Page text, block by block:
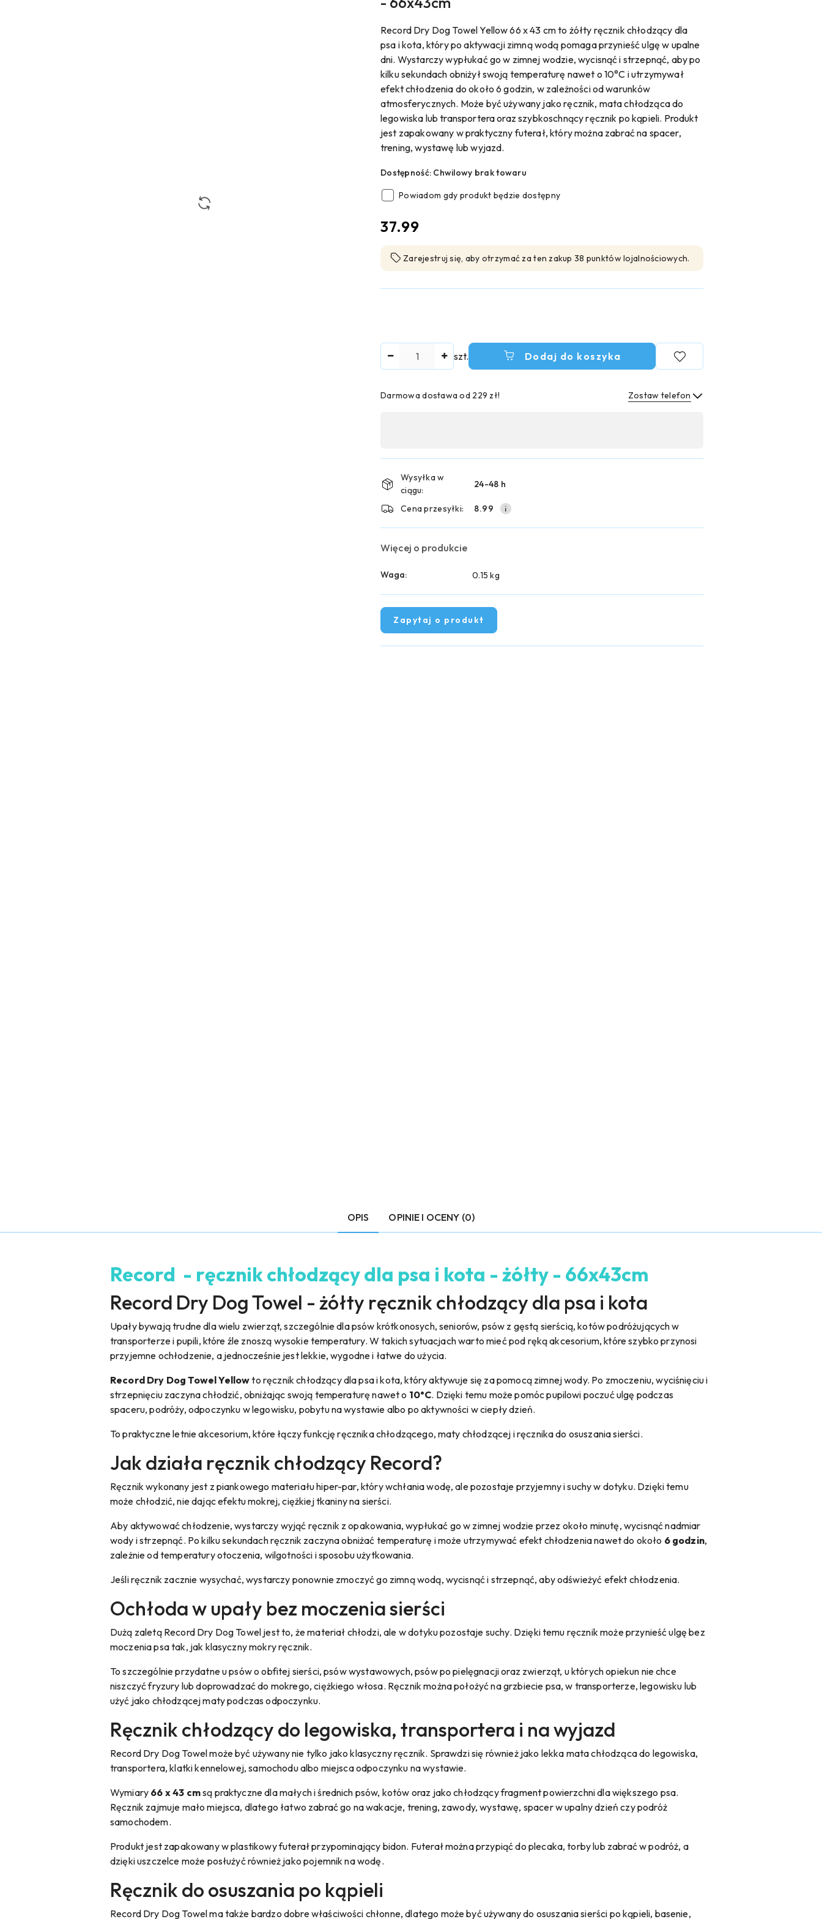
Record Dry Dog Towel Yellow 66 x 43 cm to żółty ręcznik chłodzący dla
psa i kota, który po aktywacji zimną wodą pomaga przynieść ulgę w upalne
dni. Wystarczy wypłukać go w zimnej wodzie, wycisnąć i strzepnąć, aby po
kilku sekundach obniżył swoją temperaturę nawet o 10°C i utrzymywał
efekt chłodzenia do około 6 godzin, w zależności od warunków
atmosferycznych. Może być używany jako ręcznik, mata chłodząca do
legowiska lub transportera oraz szybkoschnący ręcznik po kąpieli. Produkt
jest zapakowany w praktyczny futerał, który można zabrać na spacer,
trening, wystawę lub wyjazd.
Dostępność: Chwilowy brak towaru
Powiadom gdy produkt będzie dostępny
cena:
37.99
Zarejestruj się, aby otrzymać za ten zakup 38 punktów lojalnościowych.
szt. Dodaj do koszyka
Darmowa dostawa od 229 zł! Zostaw telefon
płatność
i
dostawa
Wysyłka w
ciągu:
24-48 h
Cena przesyłki: 8.99
Więcej o produkcie
Waga: 0.15 kg
Zapytaj o produkt
OPIS OPINIE I OCENY (0)
Record - ręcznik chłodzący dla psa i kota - żółty - 66x43cm
Record Dry Dog Towel - żółty ręcznik chłodzący dla psa i kota
Upały bywają trudne dla wielu zwierząt, szczególnie dla psów krótkonosych, seniorów, psów z gęstą sierścią, kotów podróżujących w
transporterze i pupili, które źle znoszą wysokie temperatury. W takich sytuacjach warto mieć pod ręką akcesorium, które szybko przynosi
przyjemne ochłodzenie, a jednocześnie jest lekkie, wygodne i łatwe do użycia.
Record Dry Dog Towel Yellowto ręcznik chłodzący dla psa i kota, który aktywuje się za pomocą zimnej wody. Po zmoczeniu, wyciśnięciu i
strzepnięciu zaczyna chłodzić, obniżając swoją temperaturę nawet o 10°C. Dzięki temu może pomóc pupilowi poczuć ulgę podczas
spaceru, podróży, odpoczynku w legowisku, pobytu na wystawie albo po aktywności w ciepły dzień.
To praktyczne letnie akcesorium, które łączy funkcję ręcznika chłodzącego, maty chłodzącej i ręcznika do osuszania sierści.
Jak działa ręcznik chłodzący Record?
Ręcznik wykonany jest z piankowego materiału hiper-par, który wchłania wodę, ale pozostaje przyjemny i suchy w dotyku. Dzięki temu
może chłodzić, nie dając efektu mokrej, ciężkiej tkaniny na sierści.
Aby aktywować chłodzenie, wystarczy wyjąć ręcznik z opakowania, wypłukać go w zimnej wodzie przez około minutę, wycisnąć nadmiar
wody i strzepnąć. Po kilku sekundach ręcznik zaczyna obniżać temperaturę i może utrzymywać efekt chłodzenia nawet do około 6 godzin,
zależnie od temperatury otoczenia, wilgotności i sposobu użytkowania.
Jeśli ręcznik zacznie wysychać, wystarczy ponownie zmoczyć go zimną wodą, wycisnąć i strzepnąć, aby odświeżyć efekt chłodzenia.
Ochłoda w upały bez moczenia sierści
Dużą zaletą Record Dry Dog Towel jest to, że materiał chłodzi, ale w dotyku pozostaje suchy. Dzięki temu ręcznik może przynieść ulgę bez
moczenia psa tak, jak klasyczny mokry ręcznik.
To szczególnie przydatne u psów o obfitej sierści, psów wystawowych, psów po pielęgnacji oraz zwierząt, u których opiekun nie chce
niszczyć fryzury lub doprowadzać do mokrego, ciężkiego włosa. Ręcznik można położyć na grzbiecie psa, w transporterze, legowisku lub
użyć jako chłodzącej maty podczas odpoczynku.
Ręcznik chłodzący do legowiska, transportera i na wyjazd
Record Dry Dog Towel może być używany nie tylko jako klasyczny ręcznik. Sprawdzi się również jako lekka mata chłodząca do legowiska,
transportera, klatki kennelowej, samochodu albo miejsca odpoczynku na wystawie.
Wymiary 66 x 43 cmsą praktyczne dla małych i średnich psów, kotów oraz jako chłodzący fragment powierzchni dla większego psa.
Ręcznik zajmuje mało miejsca, dlatego łatwo zabrać go na wakacje, trening, zawody, wystawę, spacer w upalny dzień czy podróż
samochodem.
Produkt jest zapakowany w plastikowy futerał przypominający bidon. Futerał można przypiąć do plecaka, torby lub zabrać w podróż, a
dzięki uszczelce może posłużyć również jako pojemnik na wodę.
Ręcznik do osuszania po kąpieli
Record Dry Dog Towel ma także bardzo dobre właściwości chłonne, dlatego może być używany do osuszania sierści po kąpieli, basenie,